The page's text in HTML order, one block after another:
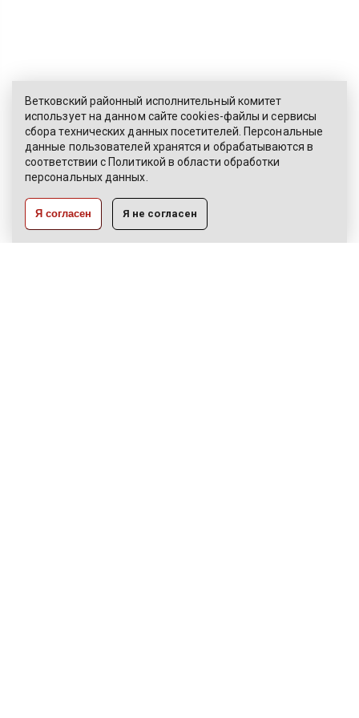
ЭЛЕКТРОННОЕ ОБРАЩЕНИЕ
КАРТА САЙТА
РАЗРАБОТКА:
ЦВР «Октябрьский»
Ветковский районный исполнительный комитет
использует на данном сайте cookies-файлы и сервисы
сбора технических данных посетителей. Персональные
данные пользователей хранятся и обрабатываются в
соответствии с Политикой в области обработки
персональных данных.
Я не согласен
Я согласен